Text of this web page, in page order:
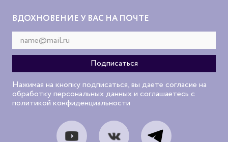
ВДОХНОВЕНИЕ У ВАС НА ПОЧТЕ
Нажимая на кнопку подписаться, вы даете согласие на
обработку персональных данных и соглашаетесь с
политикой конфиденциальности